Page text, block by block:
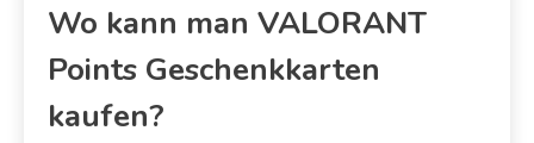
Wo kann man VALORANT
Points Geschenkkarten
kaufen?